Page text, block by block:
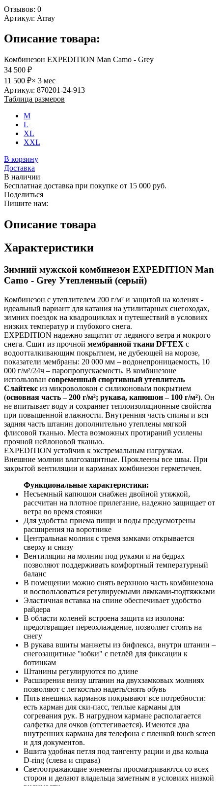
Отзывов: 0
Артикул: Array
Описание товара:
Комбинезон EXPEDITION Man Camo - Grey
34 500 ₽
11 500 ₽× 3 мес
Артикул: 870201-24-913
Таблица размеров
M
L
XL
XXL
В корзину
Доставка
В наличии
Бесплатная доставка при покупке от 15 000 руб.
Поделиться
Пишите нам:
Описание товара
Характеристики
Зимний мужской комбинезон EXPEDITION Man
Camo - Grey Утепленный (серый)
Комбинезон с утеплителем 200 г/м² и защитой на коленях -
идеальный вариант для катания на утилитарных снегоходах,
зимних поездок на квадроциклах и путешествий в условиях
низких температур и глубокого снега.
EXPEDITION надежно защитит от ледяного ветра и мокрого
снега. Сшит из прочной мембранной ткани DFTEX с
водоотталкивающим покрытием, не дубеющей на морозе,
показатели мембраны: 20 000 мм – водонепроницаемость, 10
000 г/м²/24ч – паропропускаемость. В комбинезоне
использован современный спортивный утеплитель
Слайтекс из микроволокон с силиконовым покрытием
(основная часть – 200 г/м²; рукава, капюшон – 100 г/м²). Он
не впитывает воду и сохраняет теплоизоляционные свойства
при повышенной влажности. Внутренняя часть спины и вся
задняя часть штанин дополнительно утеплены мягкой
флисовой тканью. Места возможных протираний усилены
прочной нейлоновой тканью.
EXPEDITION устойчив к экстремальным нагрузкам.
Внешние молнии влагозащитные. Проклеены все швы. При
закрытой вентиляции и карманах комбинезон герметичен.
Функциональные характеристики:
Несъемный капюшон снабжен двойной утяжкой,
рассчитан на плотное прилегание, надежно защищает от
ветра во время стоянки
Для удобства приема пищи и воды предусмотрены
расширения на воротнике
Центральная молния с тремя замками открывается
сверху и снизу
Вентиляции на молнии под руками и на бедрах
позволяют поддерживать комфортный температурный
баланс
В помещении можно снять верхнюю часть комбинезона
и воспользоваться регулируемыми лямками-подтяжками
Эластичная вставка на спине обеспечивает удобство
райдера
В области коленей встроена защита из изолона:
предотвращает переохлаждение, позволяет стоять на
снегу
В рукава вшиты манжеты из бифлекса, внутри штанин –
снегозащитные "юбки" с петлёй для фиксации к
ботинкам
Штанины регулируются по длине
Расширения внизу штанин на двухзамковых молниях
позволяют с легкостью надеть/снять обувь
Пять внешних карманов покрывают все потребности:
есть карман для ски-пасс, теплые карманы для
согревания рук. В нагрудном кармане располагается
салфетка для очков (отстегивается). Имеются два
внутренних кармана для телефона с пленкой touch screen
и для документов.
Вшита удобная петля под тангенту рации и два кольца
D-ring (слева и справа)
Светоотражающие элементы просматриваются со всех
сторон и делают владельца заметным в условиях низкой